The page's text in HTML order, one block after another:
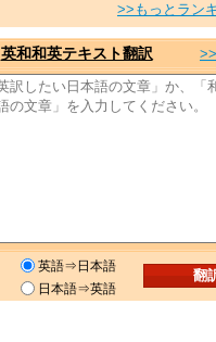
>>もっとラン
英和和英テキスト翻訳
英語⇒日本語
日本語⇒英語